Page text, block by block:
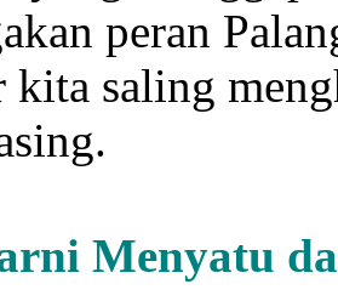
peran
kita saling
Menyatu